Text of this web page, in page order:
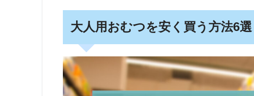
大人用おむつを安く買う方法6選